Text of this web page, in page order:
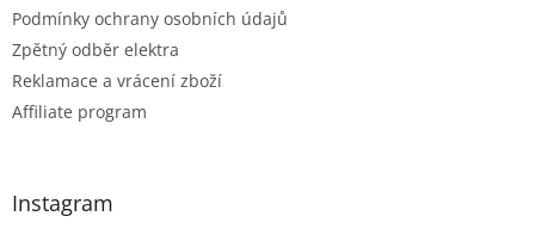
Podmínky ochrany osobních údajů
Zpětný odběr elektra
Reklamace a vrácení zboží
Affiliate program
Instagram